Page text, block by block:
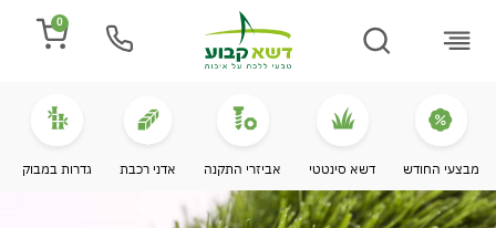
0
מבצעי החודש דשא סינטטי אביזרי התקנה אדני רכבת גדרות במבוק